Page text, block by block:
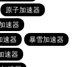
原子加速器
速器
速器
暴雪加速器
速器